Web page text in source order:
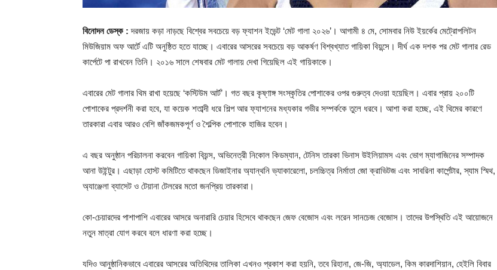
বিনোদন ডেস্ক : দরজায় কড়া নাড়ছে বিশ্বের সবচেয়ে বড় ফ্যাশন ইভেন্ট ‘মেট গালা ২০২৬’। আগামী ৪ মে, সোমবার নিউ ইয়র্কের মেট্রোপলিটন
মিউজিয়াম অফ আর্টে এটি অনুষ্ঠিত হতে যাচ্ছে। এবারের আসরের সবচেয়ে বড় আকর্ষণ বিশ্বখ্যাত গায়িকা বিয়ন্সে। দীর্ঘ এক দশক পর মেট গালার রেড
কার্পেটে পা রাখবেন তিনি। ২০১৬ সালে শেষবার মেট গালায় দেখা গিয়েছিল এই গায়িকাকে।
এবারের মেট গালার থিম রাখা হয়েছে ‘কস্টিউম আর্ট’। গত বছর কৃষ্ণাঙ্গ সংস্কৃতির পোশাকের ওপর গুরুত্ব দেওয়া হয়েছিল। এবার প্রায় ২০০টি
পোশাকের প্রদর্শনী করা হবে, যা কয়েক শতাব্দী ধরে শিল্প আর ফ্যাশনের মধ্যকার গভীর সম্পর্ককে তুলে ধরবে। আশা করা হচ্ছে, এই থিমের কারণে
তারকারা এবার আরও বেশি জাঁকজমকপূর্ণ ও শৈল্পিক পোশাকে হাজির হবেন।
এ বছর অনুষ্ঠান পরিচালনা করবেন গায়িকা বিয়ন্স, অভিনেত্রী নিকোল কিডম্যান, টেনিস তারকা ভিনাস উইলিয়ামস এবং ভোগ ম্যাগাজিনের সম্পাদক
আনা উইন্টুর। এছাড়া হোস্ট কমিটিতে থাকছেন ডিজাইনার অ্যান্থনি ভ্যাকারেলো, চলচ্চিত্র নির্মাতা জো ক্রাভিটজ এবং সাবরিনা কার্পেন্টার, স্যাম স্মিথ,
অ্যাঞ্জেলা ব্যাসেট ও টেয়ানা টেলরের মতো জনপ্রিয় তারকারা।
কো-চেয়ারদের পাশাপাশি এবারের আসরে অনারারি চেয়ার হিসেবে থাকছেন জেফ বেজোস এবং লরেন সানচেজ বেজোস। তাদের উপস্থিতি এই আয়োজনে
নতুন মাত্রা যোগ করবে বলে ধারণা করা হচ্ছে।
যদিও আনুষ্ঠানিকভাবে এবারের আসরের অতিথিদের তালিকা এখনও প্রকাশ করা হয়নি, তবে রিহানা, জে-জি, অ্যাডেল, কিম কারদাশিয়ান, হেইলি বিবার